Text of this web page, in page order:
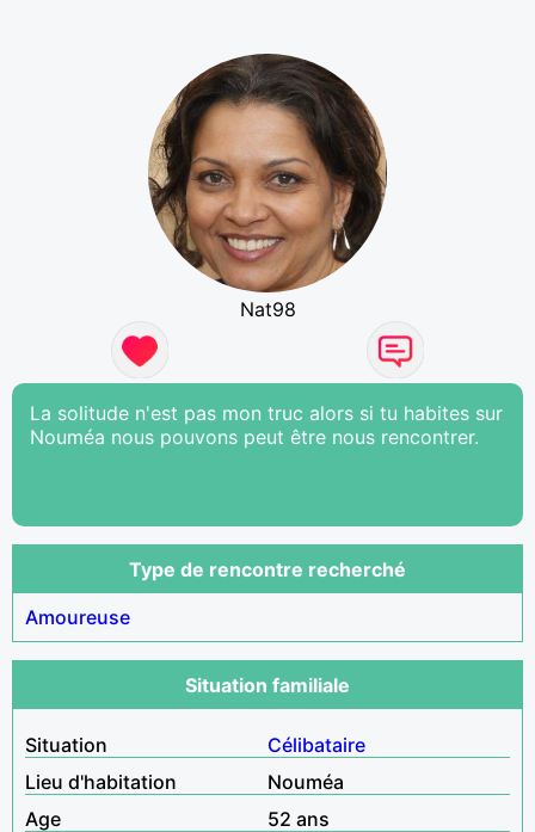
Nat98
La solitude n'est pas mon truc alors si tu habites sur
Nouméa nous pouvons peut être nous rencontrer.
Type de rencontre recherché
Amoureuse
Situation familiale
Situation
Célibataire
Lieu d'habitation
Nouméa
Age
52 ans